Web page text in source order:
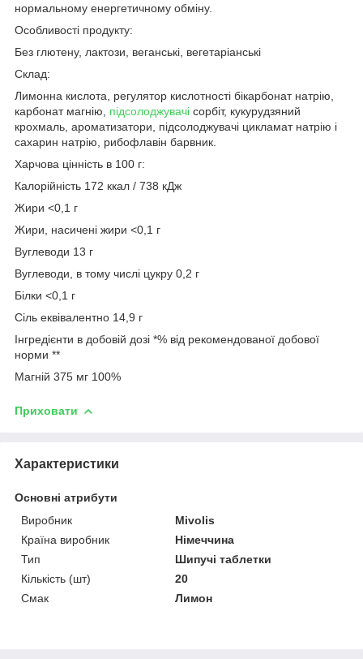
нормальному енергетичному обміну.
Особливості продукту:
Без глютену, лактози, веганські, вегетаріанські
Склад:
Лимонна кислота, регулятор кислотності бікарбонат натрію,
карбонат магнію, підсолоджувачі сорбіт, кукурудзяний
крохмаль, ароматизатори, підсолоджувачі цикламат натрію і
сахарин натрію, рибофлавін барвник.
Харчова цінність в 100 г:
Калорійність 172 ккал / 738 кДж
Жири <0,1 г
Жири, насичені жири <0,1 г
Вуглеводи 13 г
Вуглеводи, в тому числі цукру 0,2 г
Білки <0,1 г
Сіль еквівалентно 14,9 г
Інгредієнти в добовій дозі *% від рекомендованої добової
норми **
Магній 375 мг 100%
Приховати
Характеристики
Основні атрибути
Виробник
Mivolis
Країна виробник
Німеччина
Тип
Шипучі таблетки
Кількість (шт)
20
Смак
Лимон